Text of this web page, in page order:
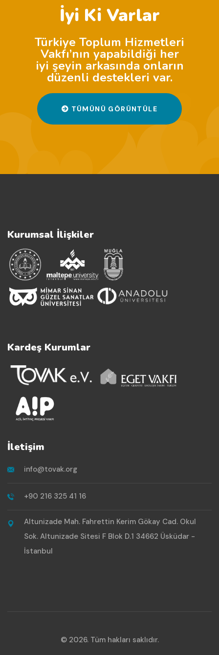
İyi Ki Varlar
Türkiye Toplum Hizmetleri
Vakfı’nın yapabildiği her
iyi şeyin arkasında onların
düzenli destekleri var.
TÜMÜNÜ GÖRÜNTÜLE
Kurumsal İlişkiler
Kardeş Kurumlar
İletişim
info@tovak.org
+90 216 325 41 16
Altunizade Mah. Fahrettin Kerim Gökay Cad. Okul
Sok. Altunizade Sitesi F Blok D.1 34662 Üsküdar -
İstanbul
© 2026. Tüm hakları saklıdır.